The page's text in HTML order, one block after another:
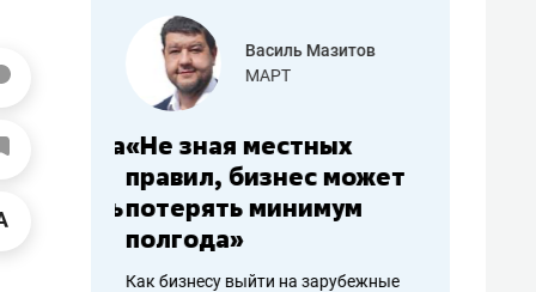
работа
Василь Мазитов
МАРТ
«Не зная местных
правил, бизнес может
потерять минимум
полгода»
Как бизнесу выйти на зарубежные